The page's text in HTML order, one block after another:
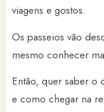
viagens e gostos.
Os passeios vão
mesmo conhecer
Então, quer saber o
e como chegar na